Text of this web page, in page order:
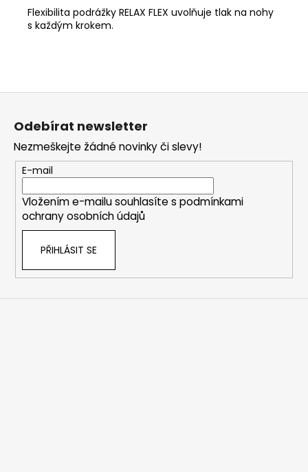
Flexibilita podrážky RELAX FLEX uvolňuje tlak na nohy
s každým krokem.
Z
Odebírat newsletter
Nezmeškejte žádné novinky či slevy!
E-mail
Vložením e-mailu souhlasíte s podmínkami
ochrany osobních údajů
PŘIHLÁSIT SE